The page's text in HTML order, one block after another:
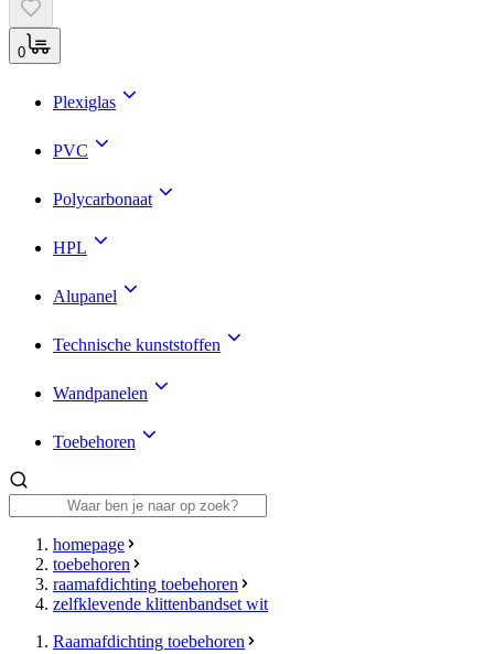
0
Plexiglas
PVC
Polycarbonaat
HPL
Alupanel
Technische kunststoffen
Wandpanelen
Toebehoren
homepage
toebehoren
raamafdichting toebehoren
zelfklevende klittenbandset wit
Raamafdichting toebehoren